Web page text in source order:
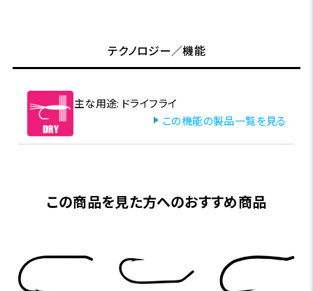
テクノロジー／機能
主な用途: ドライフライ
この機能の製品一覧を見る
この商品を見た方へのおすすめ商品